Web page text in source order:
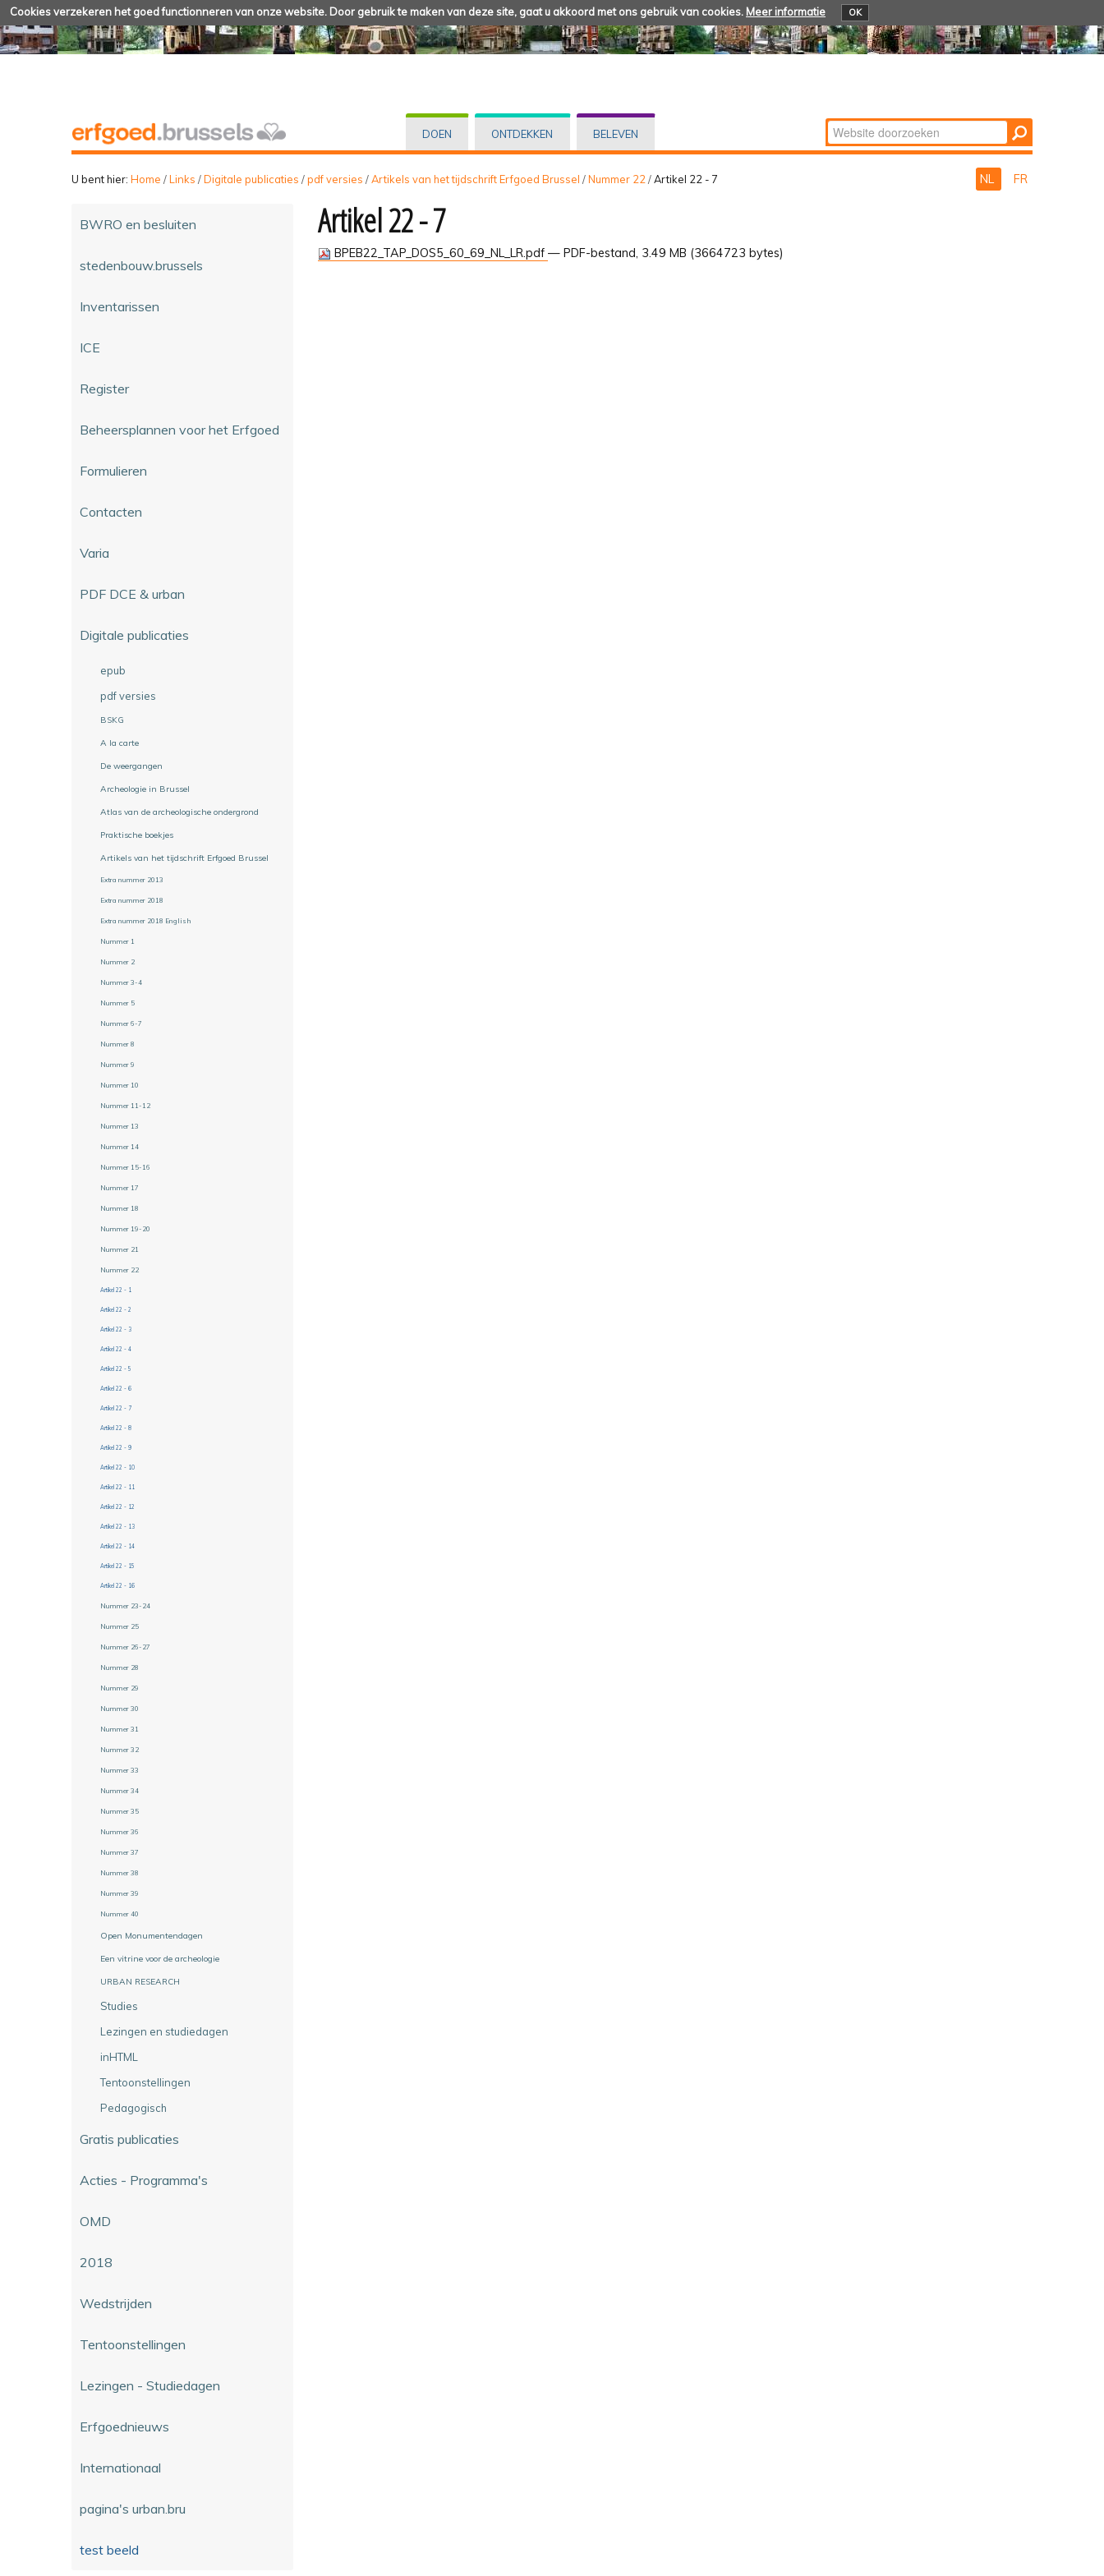
Cookies verzekeren het goed functionneren van onze website. Door gebruik te maken van deze site, gaat u akkoord met ons gebruik van cookies. Meer informatie OK
DOEN ONTDEKKEN BELEVEN Zoek
Geavanceerd
U bent hier: Home /Links /Digitale publicaties /pdf versies /Artikels van het tijdschrift Erfgoed Brussel /Nummer 22 /Artikel 22 - 7 NL FR
BWRO en besluiten
stedenbouw.brussels
Inventarissen
ICE
Register
Beheersplannen voor het Erfgoed
Formulieren
Contacten
Varia
PDF DCE & urban
Digitale publicaties
epub
pdf versies
BSKG
A la carte
De weergangen
Archeologie in Brussel
Atlas van de archeologische ondergrond
Praktische boekjes
Artikels van het tijdschrift Erfgoed Brussel
Extra nummer 2013
Extra nummer 2018
Extra nummer 2018 English
Nummer 1
Nummer 2
Nummer 3-4
Nummer 5
Nummer 6-7
Nummer 8
Nummer 9
Nummer 10
Nummer 11-12
Nummer 13
Nummer 14
Nummer 15-16
Nummer 17
Nummer 18
Nummer 19-20
Nummer 21
Nummer 22
Artikel 22 - 1
Artikel 22 - 2
Artikel 22 - 3
Artikel 22 - 4
Artikel 22 - 5
Artikel 22 - 6
Artikel 22 - 7
Artikel 22 - 8
Artikel 22 - 9
Artikel 22 - 10
Artikel 22 - 11
Artikel 22 - 12
Artikel 22 - 13
Artikel 22 - 14
Artikel 22 - 15
Artikel 22 - 16
Nummer 23-24
Nummer 25
Nummer 26-27
Nummer 28
Nummer 29
Nummer 30
Nummer 31
Nummer 32
Nummer 33
Nummer 34
Nummer 35
Nummer 36
Nummer 37
Nummer 38
Nummer 39
Nummer 40
Open Monumentendagen
Een vitrine voor de archeologie
URBAN RESEARCH
Studies
Lezingen en studiedagen
inHTML
Tentoonstellingen
Pedagogisch
Gratis publicaties
Acties - Programma's
OMD
2018
Wedstrijden
Tentoonstellingen
Lezingen - Studiedagen
Erfgoednieuws
Internationaal
pagina's urban.bru
test beeld
Artikel 22 - 7
BPEB22_TAP_DOS5_60_69_NL_LR.pdf — PDF-bestand, 3.49 MB (3664723 bytes)